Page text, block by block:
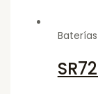
Baterías